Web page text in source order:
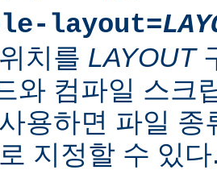
layout=
치를 LAYOUT
와 컴파일 스크
용하면 파일
지정할 수 있